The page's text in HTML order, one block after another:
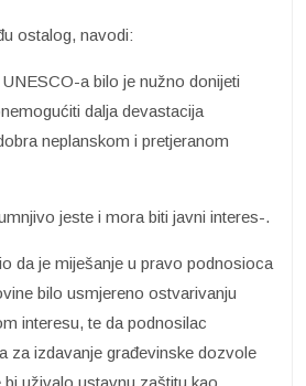
ostalog, navodi:
a bilo je nužno donijeti
dalja devastacija
neplanskom i pretjeranom
jeste i mora biti javni interes-.
da je miješanje u pravo podnosioca
bilo usmjereno ostvarivanju
interesu, te da podnosilac
za izdavanje građevinske dozvole
uživalo ustavnu zaštitu kao